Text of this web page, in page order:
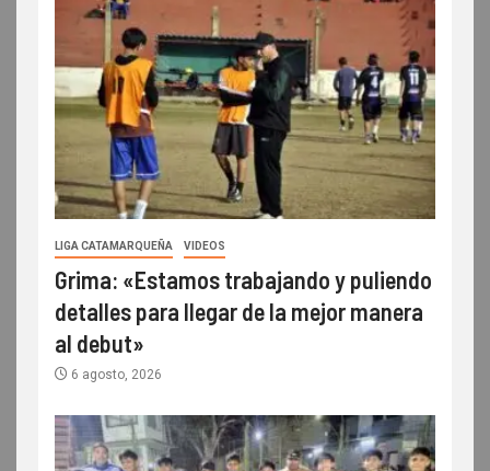
LIGA CATAMARQUEÑA VIDEOS
Grima: «Estamos trabajando y puliendo
detalles para llegar de la mejor manera
al debut»
6 agosto, 2026